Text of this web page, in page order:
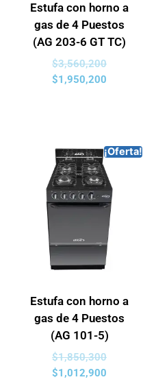
Estufa con horno a
gas de 4 Puestos
(AG 203-6 GT TC)
$3,560,200
$1,950,200
¡Oferta!
Estufa con horno a
gas de 4 Puestos
(AG 101-5)
$1,850,300
$1,012,900